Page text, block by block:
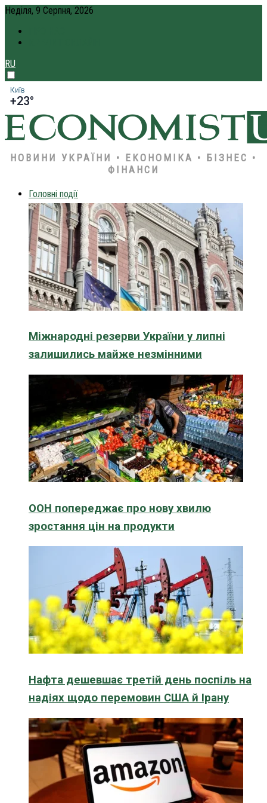
Неділя, 9 Серпня, 2026
RU
Київ
+23°
НОВИНИ УКРАЇНИ • ЕКОНОМІКА • БІЗНЕС •
ФІНАНСИ
Головні події
Міжнародні резерви України у липні
залишились майже незмінними
ООН попереджає про нову хвилю
зростання цін на продукти
Нафта дешевшає третій день поспіль на
надіях щодо перемовин США й Ірану